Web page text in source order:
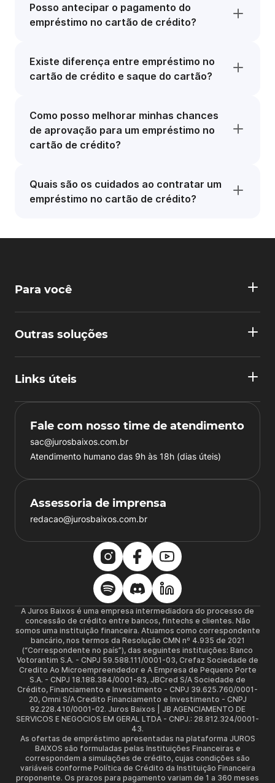
Posso antecipar o pagamento do
empréstimo no cartão de crédito?
Existe diferença entre empréstimo no
cartão de crédito e saque do cartão?
Como posso melhorar minhas chances
de aprovação para um empréstimo no
cartão de crédito?
Quais são os cuidados ao contratar um
empréstimo no cartão de crédito?
Para você
Outras soluções
Links úteis
Fale com nosso time de atendimento
sac@jurosbaixos.com.br
Atendimento humano das 9h às 18h (dias úteis)
Assessoria de imprensa
redacao@jurosbaixos.com.br
A Juros Baixos é uma empresa intermediadora do processo de
concessão de crédito entre bancos, fintechs e clientes. Não
somos uma instituição financeira. Atuamos como correspondente
bancário, nos termos da Resolução CMN nº 4.935 de 2021
(“Correspondente no país”), das seguintes instituições: Banco
Votorantim S.A. - CNPJ 59.588.111/0001-03, Crefaz Sociedade de
Credito Ao Microempreendedor e A Empresa de Pequeno Porte
S.A. - CNPJ 18.188.384/0001-83, JBCred S/A Sociedade de
Crédito, Financiamento e Investimento - CNPJ 39.625.760/0001-
20, Omni S/A Credito Financiamento e Investimento - CNPJ
92.228.410/0001-02. Juros Baixos | JB AGENCIAMENTO DE
SERVICOS E NEGOCIOS EM GERAL LTDA - CNPJ.: 28.812.324/0001-
43.
As ofertas de empréstimo apresentadas na plataforma JUROS
BAIXOS são formuladas pelas Instituições Financeiras e
correspondem a simulações de crédito, cujas condições são
variáveis conforme Política de Crédito da Instituição Financeira
proponente. Os prazos para pagamento variam de 1 a 360 meses